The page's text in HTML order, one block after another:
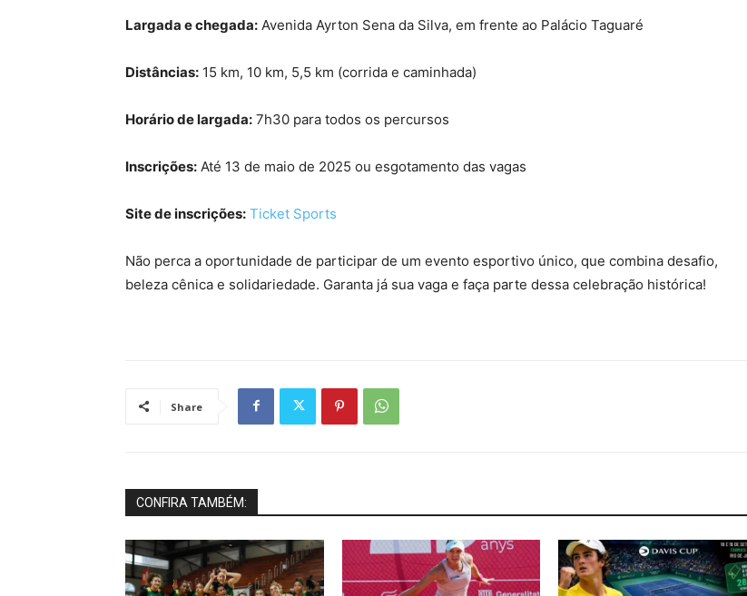
Largada e chegada: Avenida Ayrton Sena da Silva, em frente ao Palácio Taguaré
Distâncias: 15 km, 10 km, 5,5 km (corrida e caminhada)
Horário de largada: 7h30 para todos os percursos
Inscrições: Até 13 de maio de 2025 ou esgotamento das vagas
Site de inscrições: Ticket Sports
Não perca a oportunidade de participar de um evento esportivo único, que combina desafio,
beleza cênica e solidariedade. Garanta já sua vaga e faça parte dessa celebração histórica!
Share
CONFIRA TAMBÉM: